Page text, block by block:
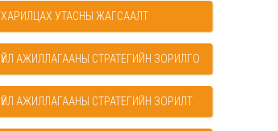
ХАРИЛЦАХ УТАСНЫ ЖАГСААЛТ
ҮЙЛ АЖИЛЛАГААНЫ СТРАТЕГИЙН ЗОРИЛГО
ҮЙЛ АЖИЛЛАГААНЫ СТРАТЕГИЙН ЗОРИЛТ